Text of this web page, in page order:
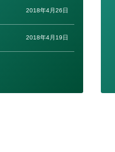
2018年4月26日
2018年4月19日